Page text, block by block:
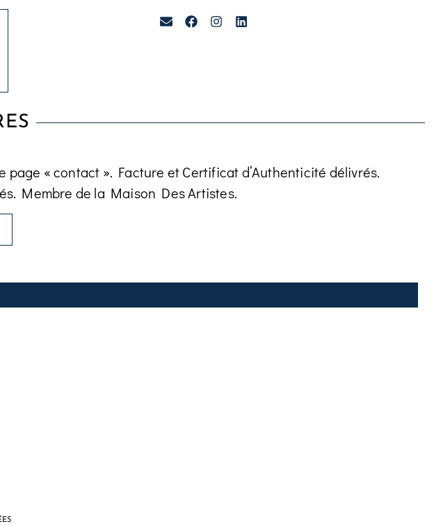
« contact ». Facture et Certificat d’Authenticité délivrés.
Membre de la Maison Des Artistes.